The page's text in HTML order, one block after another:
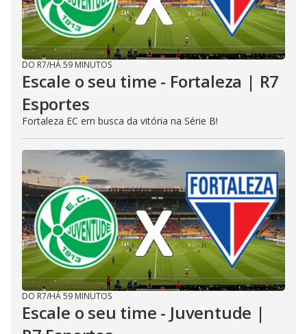
DO R7/HÁ 59 MINUTOS
Escale o seu time - Fortaleza | R7
Esportes
Fortaleza EC em busca da vitória na Série B!
DO R7/HÁ 59 MINUTOS
Escale o seu time - Juventude |